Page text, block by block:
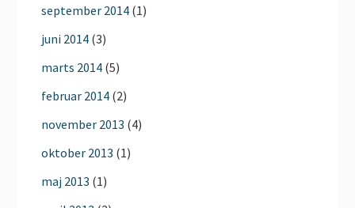
september 2014 (1)
juni 2014 (3)
marts 2014 (5)
februar 2014 (2)
november 2013 (4)
oktober 2013 (1)
maj 2013 (1)